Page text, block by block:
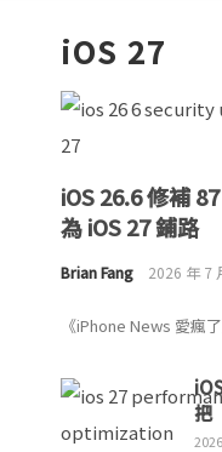
iOS 27
iOS 26.6 修補
為 iOS 27 鋪路
Brian Fang 2026 年 7
《iPhone News 愛瘋
把